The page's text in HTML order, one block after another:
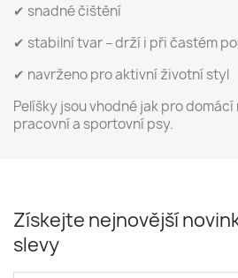
✔ snadné čištění
✔ stabilní tvar – drží i při častém
✔ navrženo pro aktivní životní styl
Pelíšky jsou vhodné jak pro
pracovní a sportovní psy.
Získejte nejnovější
slevy